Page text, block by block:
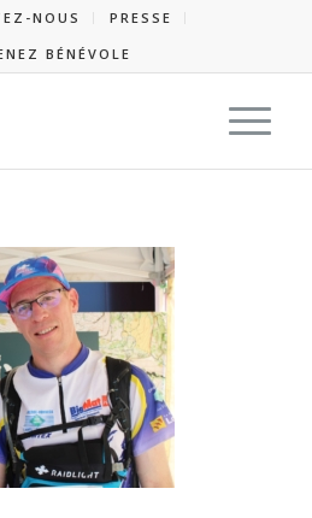
NOUS
PRESSE
BÉNÉVOLE